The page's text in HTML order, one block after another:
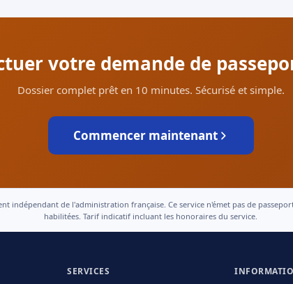
votre demande de
Dossier complet prêt en 10 minutes. Sécurisé et simple.
Commencer maintenant
indépendant de l'administration française. Ce service n'émet pas de
habilitées. Tarif indicatif incluant les honoraires du service.
SERVICES